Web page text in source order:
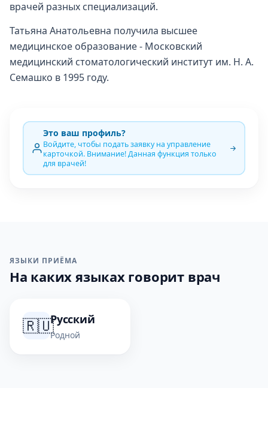
врачей разных специализаций.
Татьяна Анатольевна получила высшее
медицинское образование - Московский
медицинский стоматологический институт им. Н. А.
Семашко в 1995 году.
Это ваш профиль?
Войдите, чтобы подать заявку на управление
карточкой. Внимание! Данная функция только
для врачей!
ЯЗЫКИ ПРИЁМА
На каких языках говорит врач
🇷🇺Русский
Родной